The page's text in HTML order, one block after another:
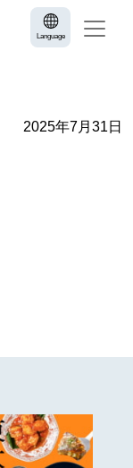
Language
2025年7月31日